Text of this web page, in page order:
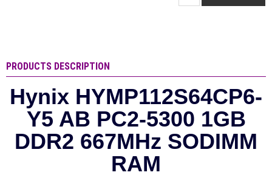
PRODUCTS DESCRIPTION
Hynix HYMP112S64CP6-
Y5 AB PC2-5300 1GB
DDR2 667MHz SODIMM
RAM